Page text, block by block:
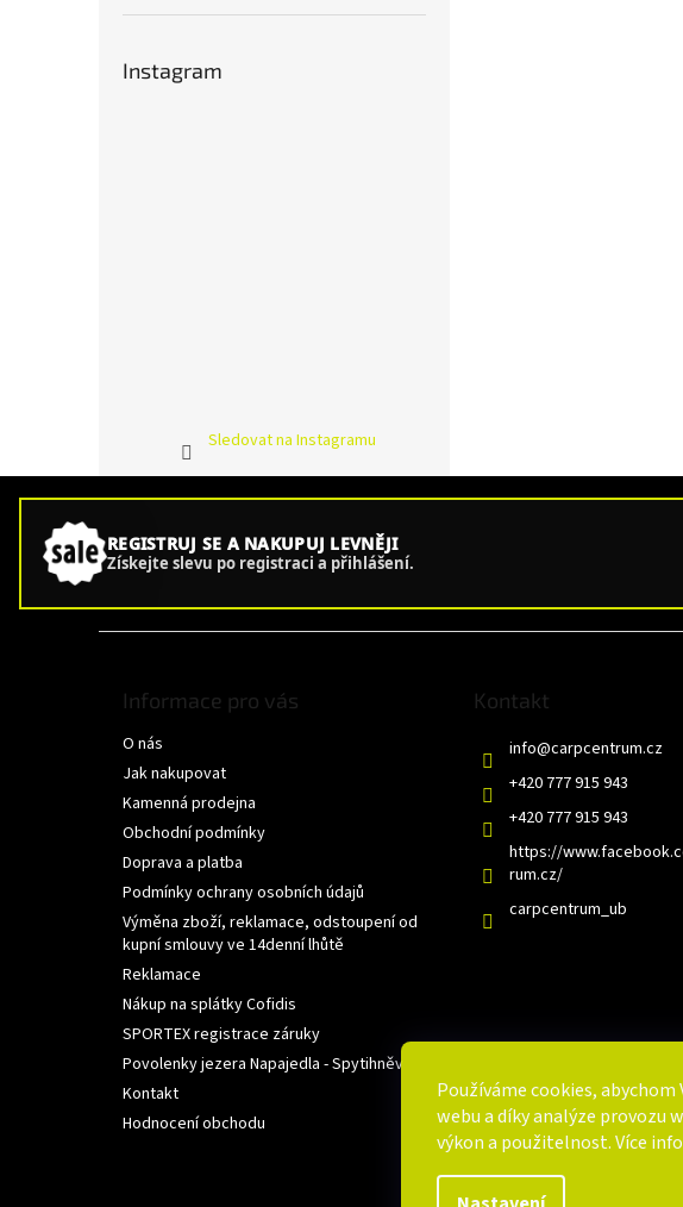
Používáme cookies,
webu a díky analýze provozu
výkon a použitelnost. Více
Instagram
Sledovat na Instagramu
REGISTRUJ SE A NAKUPUJ LEVNĚJI
Získejte slevu po registraci a přihlášení.
Informace pro vás
O nás
Jak nakupovat
Kamenná prodejna
Obchodní podmínky
Doprava a platba
Podmínky ochrany osobních údajů
Výměna zboží, reklamace, odstoupení od
kupní smlouvy ve 14denní lhůtě
Reklamace
Nákup na splátky Cofidis
SPORTEX registrace záruky
Povolenky jezera Napajedla - Spytihněv
Kontakt
Hodnocení obchodu
Kontakt
info@carpcentrum.cz
+420 777 915 943
+420 777 915 943
https://
rum.cz/
carpcentrum_ub